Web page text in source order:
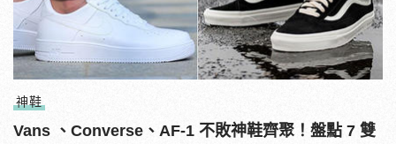
神鞋
Vans 、Converse、AF-1 不敗神鞋齊聚！盤點 7 雙